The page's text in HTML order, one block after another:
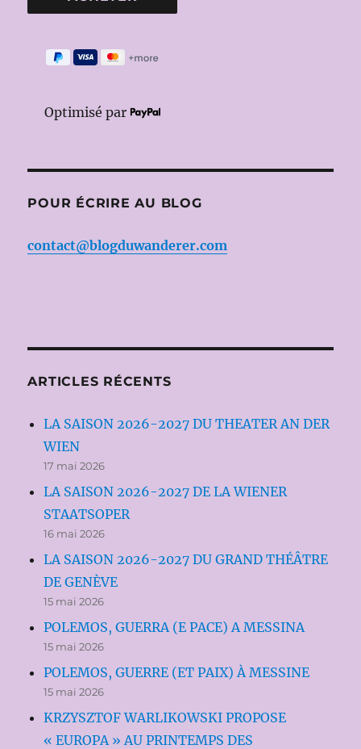
Optimisé par
POUR ÉCRIRE AU BLOG
contact@blogduwanderer.com
ARTICLES RÉCENTS
LA SAISON 2026-2027 DU THEATER AN DER
WIEN
17 mai 2026
LA SAISON 2026-2027 DE LA WIENER
STAATSOPER
16 mai 2026
LA SAISON 2026-2027 DU GRAND THÉÂTRE
DE GENÈVE
15 mai 2026
POLEMOS, GUERRA (E PACE) A MESSINA
15 mai 2026
POLEMOS, GUERRE (ET PAIX) À MESSINE
15 mai 2026
KRZYSZTOF WARLIKOWSKI PROPOSE
« EUROPA » AU PRINTEMPS DES